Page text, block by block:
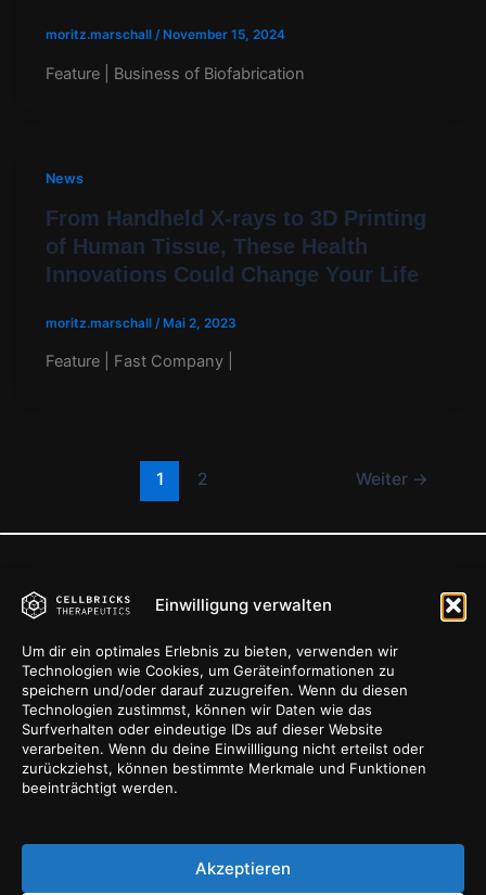
Einwilligung verwalten
Um dir ein optimales Erlebnis zu bieten, verwenden wir
Technologien wie Cookies, um Geräteinformationen zu
speichern und/oder darauf zuzugreifen. Wenn du diesen
Technologien zustimmst, können wir Daten wie das
Surfverhalten oder eindeutige IDs auf dieser Website
verarbeiten. Wenn du deine Einwillligung nicht erteilst oder
zurückziehst, können bestimmte Merkmale und Funktionen
beeinträchtigt werden.
Akzeptieren
moritz.marschall / November 15, 2024
Feature | Business of Biofabrication
News
From Handheld X-rays to 3D Printing
of Human Tissue, These Health
Innovations Could Change Your Life
moritz.marschall /Mai 2, 2023
Feature | Fast Company |
1 2 Weiter →
Home
Therapeutic Programs
Technology
About us
News
Legal notice / imprint
Contact us